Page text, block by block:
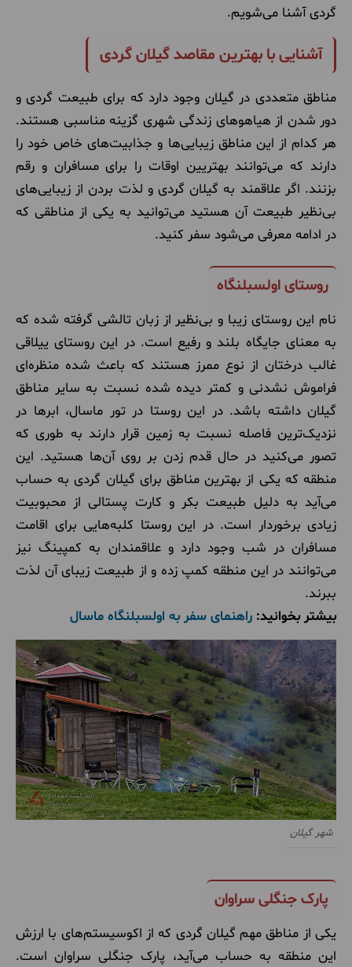
گردی آشنا می‌شویم.
آشنایی با بهترین مقاصد گیلان گردی
مناطق متعددی در گیلان وجود دارد که برای طبیعت گردی و
دور شدن از هیاهوهای زندگی شهری گزینه مناسبی هستند.
هر کدام از این مناطق زیبایی‌ها و جذابیت‌های خاص خود را
دارند که می‌توانند بهتریین اوقات را برای مسافران و رقم
بزنند. اگر علاقمند به گیلان گردی و لذت بردن از زیبایی‌های
بی‌نظیر طبیعت آن هستید می‌توانید به یکی از مناطقی که
در ادامه معرفی می‌شود سفر کنید.
روستای اولسبلنگاه
نام این روستای زیبا و بی‌نظیر از زبان تالشی گرفته شده که
به معنای جایگاه بلند و رفیع است. در این روستای ییلاقی
غالب درختان از نوع ممرز هستند که باعث شده منظره‌ای
فراموش نشدنی و کمتر دیده شده نسبت به سایر مناطق
گیلان داشته باشد. در این روستا در تور ماسال، ابرها در
نزدیک‌ترین فاصله نسبت به زمین قرار دارند به طوری که
تصور می‌کنید در حال قدم زدن بر روی آن‌ها هستید. این
منطقه که یکی از بهترین مناطق برای گیلان گردی به حساب
می‌آید به دلیل طبیعت بکر و کارت پستالی از محبوبیت
زیادی برخوردار است. در این روستا کلبه‌هایی برای اقامت
مسافران در شب وجود دارد و علاقمندان به کمپینگ نیز
می‌توانند در این منطقه کمپ زده و از طبیعت زیبای آن لذت
ببرند.
بیشتر بخوانید: راهنمای سفر به اولسبلنگاه ماسال
شهر گیلان
پارک جنگلی سراوان
یکی از مناطق مهم گیلان گردی که از اکوسیستم‌های با ارزش
این منطقه به حساب می‌آید، پارک جنگلی سراوان است.